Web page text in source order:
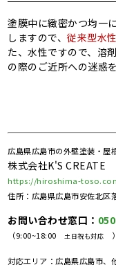
塗膜中に緻密かつ均一
しますので、従来型水
た、水性ですので、溶
の際のご近所への迷惑
広島県広島市の外壁塗装・屋
株式会社K'S CREATE
https://hiroshima-
住所：広島県広島市安佐北区
お問い合わせ窓口：
（9:00~18:00 土日祝も対応 ）
対応エリア：広島県広島市、